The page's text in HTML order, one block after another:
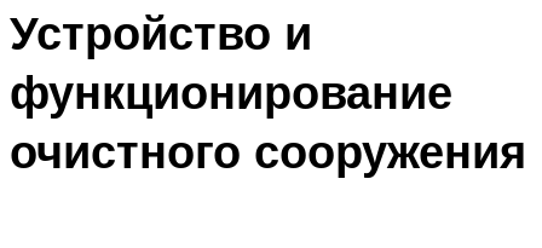
Устройство и
функционирование
очистного сооружения